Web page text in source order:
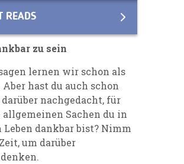
READS
zu sein
lernen wir schon als
hast du auch schon
nachgedacht, für
Sachen du in
Leben dankbar bist? Nimm
um darüber